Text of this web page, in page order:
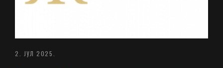
2. ЈУЛ 2025.